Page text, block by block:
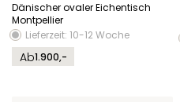
Dänischer ovaler Eichentisch
Montpellier
Lieferzeit: 10-12 Woche
Ab1.900,-